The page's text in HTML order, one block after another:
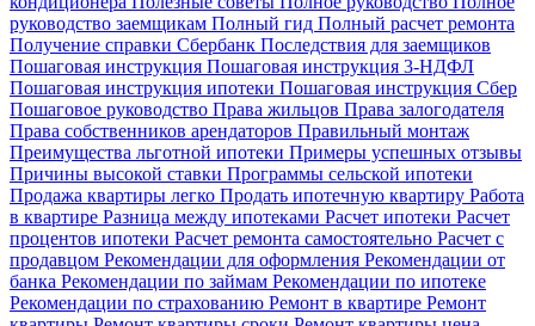
руководство заемщикам Полный гид Полный расчет ремонта
Получение справки Сбербанк Последствия для заемщиков
Пошаговая инструкция Пошаговая инструкция 3-НДФЛ
Пошаговая инструкция ипотеки Пошаговая инструкция Сбер
Пошаговое руководство Права жильцов Права залогодателя
Права собственников арендаторов Правильный монтаж
Преимущества льготной ипотеки Примеры успешных отзывы
Причины высокой ставки Программы сельской ипотеки
Продажа квартиры легко Продать ипотечную квартиру Работа
в квартире Разница между ипотеками Расчет ипотеки Расчет
процентов ипотеки Расчет ремонта самостоятельно Расчет с
продавцом Рекомендации для оформления Рекомендации от
банка Рекомендации по займам Рекомендации по ипотеке
Рекомендации по страхованию Ремонт в квартире Ремонт